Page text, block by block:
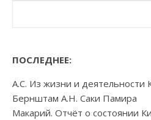
ПОСЛЕДНЕЕ:
А.С. Из жизни и деятельности
Бернштам А.Н. Саки Памира
Макарий. Отчёт о состоянии